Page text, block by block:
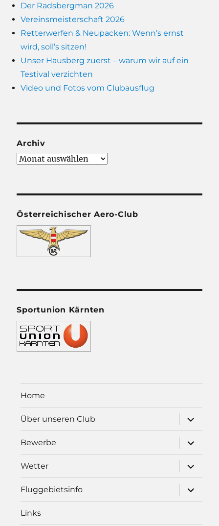
Der Radsbergman 2026
Vereinsmeisterschaft 2026
Retterwerfen & Neupacken: Wenn’s ernst
wird, soll’s sitzen!
Unser Hausberg zuerst – warum wir auf ein
Testival verzichten
Video und Fotos vom Clubausflug
Archiv
Archiv
Österreichischer Aero-Club
Sportunion Kärnten
Home
Über unseren Club
öffnen
Bewerbe
öffnen
Wetter
öffnen
Fluggebietsinfo
öffnen
Links